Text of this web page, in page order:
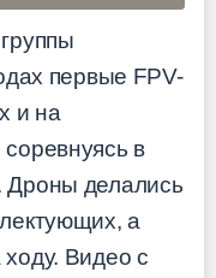
первые FPV-
и на
в
Дроны делались
а
Видео с